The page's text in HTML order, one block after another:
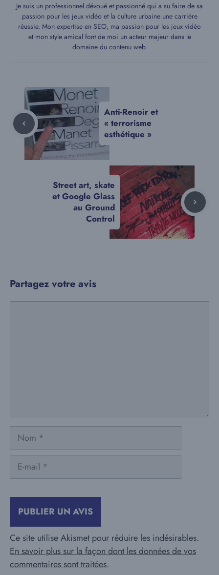
Je suis un professionnel dévoué et passionné qui a su faire de sa
passion pour les jeux vidéo et la culture urbaine une carrière
réussie. Mon expertise en SEO, ma passion pour les jeux vidéo
et mon style amical font de moi un acteur majeur dans le
domaine du contenu web.
Anti-Renoir et
« terrorisme
esthétique »
Street art, skate
et Google Glass
au Ground
Control
Partagez votre avis
Nom
mail
Ce site utilise Akismet pour réduire les indésirables.
En savoir plus sur la façon dont les données de vos
commentaires sont traitées.